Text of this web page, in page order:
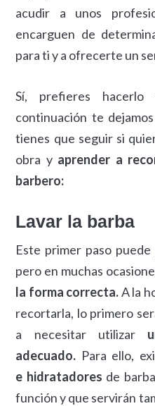
acudir a unos
encarguen de
para ti y a ofrecerte un
Sí, prefieres
continuación te
tienes que seguir si
obra y aprender a
barbero:
Lavar la barba
Este primer paso
pero en muchas
la forma correcta.A la
recortarla, lo primero
a necesitar utilizar
adecuado. Para ello,
e hidratadores de
función y que servirán